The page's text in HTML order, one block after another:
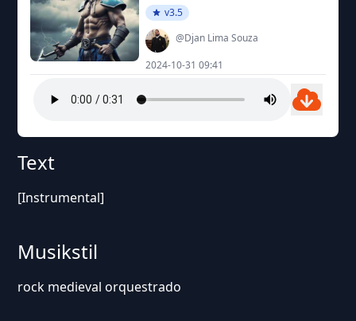
v3.5
@Djan Lima Souza
2024-10-31 09:41
Text
[Instrumental]
Musikstil
rock medieval orquestrado